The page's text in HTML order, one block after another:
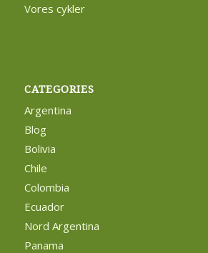
Vores cykler
CATEGORIES
Argentina
Blog
Bolivia
Chile
Colombia
Ecuador
Nord Argentina
Panama